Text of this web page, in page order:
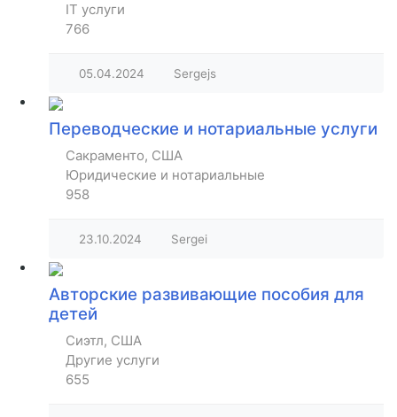
IT услуги
766
05.04.2024 Sergejs
Переводческие и нотариальные услуги
Сакраменто, США
Юридические и нотариальные
958
23.10.2024 Sergei
Авторские развивающие пособия для
детей
Сиэтл, США
Другие услуги
655